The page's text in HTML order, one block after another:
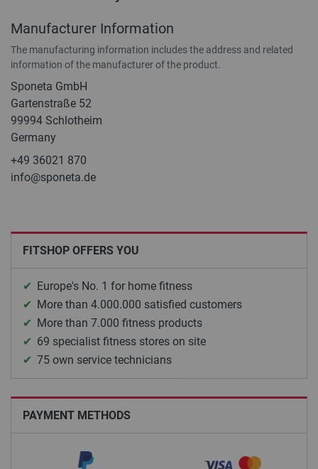
Manufacturer Information
The manufacturing information includes the address and related
information of the manufacturer of the product.
Sponeta GmbH
Gartenstraße 52
99994 Schlotheim
Germany
+49 36021 870
info@sponeta.de
FITSHOP OFFERS YOU
Europe's No. 1 for home fitness
More than 4.000.000 satisfied customers
More than 7.000 fitness products
69 specialist fitness stores on site
75 own service technicians
PAYMENT METHODS